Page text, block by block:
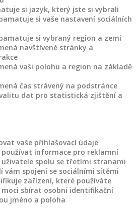
si jazyk, který jste si vybrali
si vaše nastavení sociálních
si vybraný region a zemi
navštívené stránky a
vaši polohu a region na základě
čas strávený na podstránce
dat pro statistická zjištění a
vaše přihlašovací údaje
používat informace pro reklamní
spolu se třetími stranami
vám spojení se sociálními sítěmi
zařízení, které používáte
moci sbírat osobní identifikační
jméno a poloha